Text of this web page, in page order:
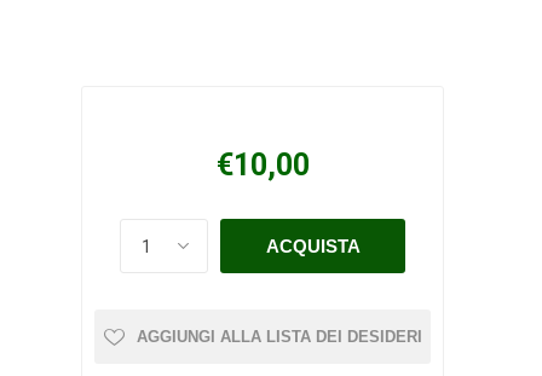
Echo
€10,00
AGGIUNGI ALLA LISTA DEI DESIDERI